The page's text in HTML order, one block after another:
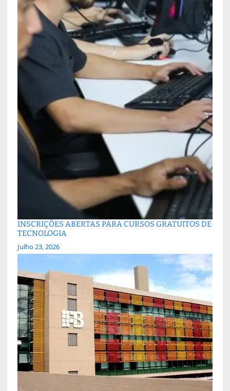
INSCRIÇÕES ABERTAS PARA CURSOS GRATUITOS DE
TECNOLOGIA
Julho 23, 2026